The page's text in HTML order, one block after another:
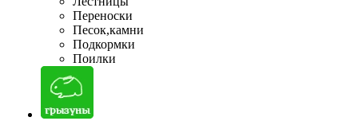
Переноски
Песок,камни
Подкормки
Поилки